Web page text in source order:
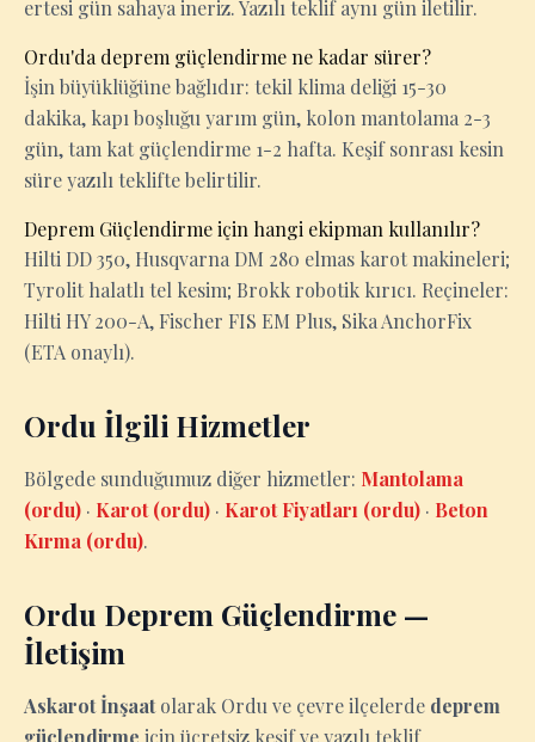
ertesi gün sahaya ineriz. Yazılı teklif aynı gün iletilir.
Ordu'da deprem güçlendirme ne kadar sürer?
İşin büyüklüğüne bağlıdır: tekil klima deliği 15-30
dakika, kapı boşluğu yarım gün, kolon mantolama 2-3
gün, tam kat güçlendirme 1-2 hafta. Keşif sonrası kesin
süre yazılı teklifte belirtilir.
Deprem Güçlendirme için hangi ekipman kullanılır?
Hilti DD 350, Husqvarna DM 280 elmas karot makineleri;
Tyrolit halatlı tel kesim; Brokk robotik kırıcı. Reçineler:
Hilti HY 200-A, Fischer FIS EM Plus, Sika AnchorFix
(ETA onaylı).
Ordu İlgili Hizmetler
Bölgede sunduğumuz diğer hizmetler: Mantolama
(ordu) · Karot (ordu) · Karot Fiyatları (ordu) · Beton
Kırma (ordu).
Ordu Deprem Güçlendirme —
İletişim
Askarot İnşaatolarak Ordu ve çevre ilçelerde deprem
güçlendirme için ücretsiz keşif ve yazılı teklif